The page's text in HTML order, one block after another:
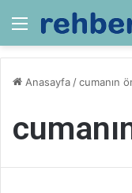
Menü
Anasayfa /cumanın